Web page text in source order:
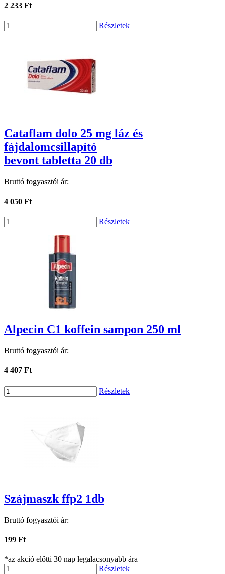
2 233 Ft
Részletek
Cataflam dolo 25 mg láz és
fájdalomcsillapító
bevont tabletta 20 db
Bruttó fogyasztói ár:
4 050 Ft
Részletek
Alpecin C1 koffein sampon 250 ml
Bruttó fogyasztói ár:
4 407 Ft
Részletek
Szájmaszk ffp2 1db
Bruttó fogyasztói ár:
199 Ft
*az akció előtti 30 nap legalacsonyabb ára
Részletek